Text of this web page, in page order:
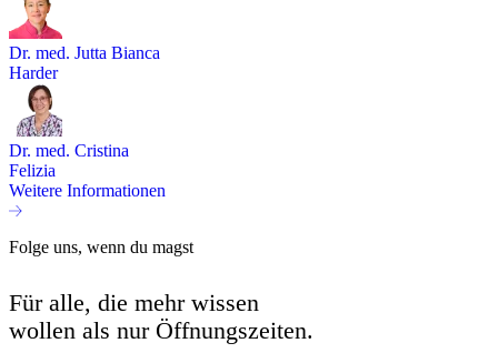
Dr. med. Jutta Bianca
Harder
Dr. med. Cristina
Felizia
Weitere Informationen
Folge uns, wenn du magst
Für alle, die mehr wissen
wollen als nur Öffnungszeiten.